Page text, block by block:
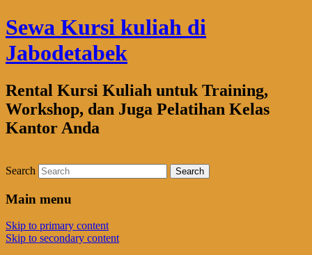
Sewa Kursi kuliah di
Jabodetabek
Rental Kursi Kuliah untuk Training,
Workshop, dan Juga Pelatihan Kelas
Kantor Anda
Search
Main menu
Skip to primary content
Skip to secondary content